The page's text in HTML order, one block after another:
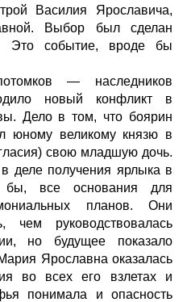
Василия Ярославича,
Выбор был сделан
Это событие, вроде бы
— наследников
новый конфликт в
Дело в том, что боярин
юному великому князю в
свою младшую дочь.
деле получения ярлыка в
бы, все основания для
планов. Они
чем руководствовалась
но будущее показало
Ярославна оказалась
во всех его взлетах и
понимала и опасность